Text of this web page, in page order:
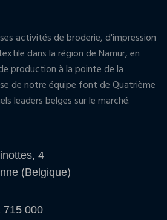
activités de broderie, d'impression
dans la région de Namur, en
production à la pointe de la
de notre équipe font de Quatrième
leaders belges sur le marché.
4
(Belgique)
715 000